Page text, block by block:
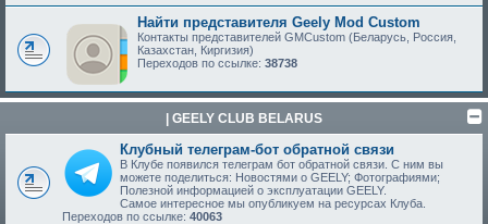
Найти представителя Geely Mod Custom
Контакты представителей GMCustom (Беларусь, Россия,
Казахстан, Киргизия)
Переходов по ссылке: 38738
| GEELY CLUB BELARUS
Клубный телеграм-бот обратной связи
В Клубе появился телеграм бот обратной связи. С ним вы
можете поделиться: Новостями о GEELY; Фотографиями;
Полезной информацией о эксплуатации GEELY.
Самое интересное мы опубликуем на ресурсах Клуба.
Переходов по ссылке: 40063